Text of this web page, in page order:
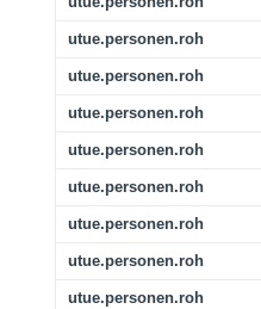
utue.personen.roh
utue.personen.roh
utue.personen.roh
utue.personen.roh
utue.personen.roh
utue.personen.roh
utue.personen.roh
utue.personen.roh